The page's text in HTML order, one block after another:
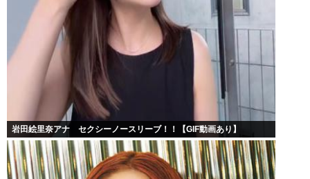
岩田絵里奈アナ セクシーノースリーブ！！【GIF動画あり】